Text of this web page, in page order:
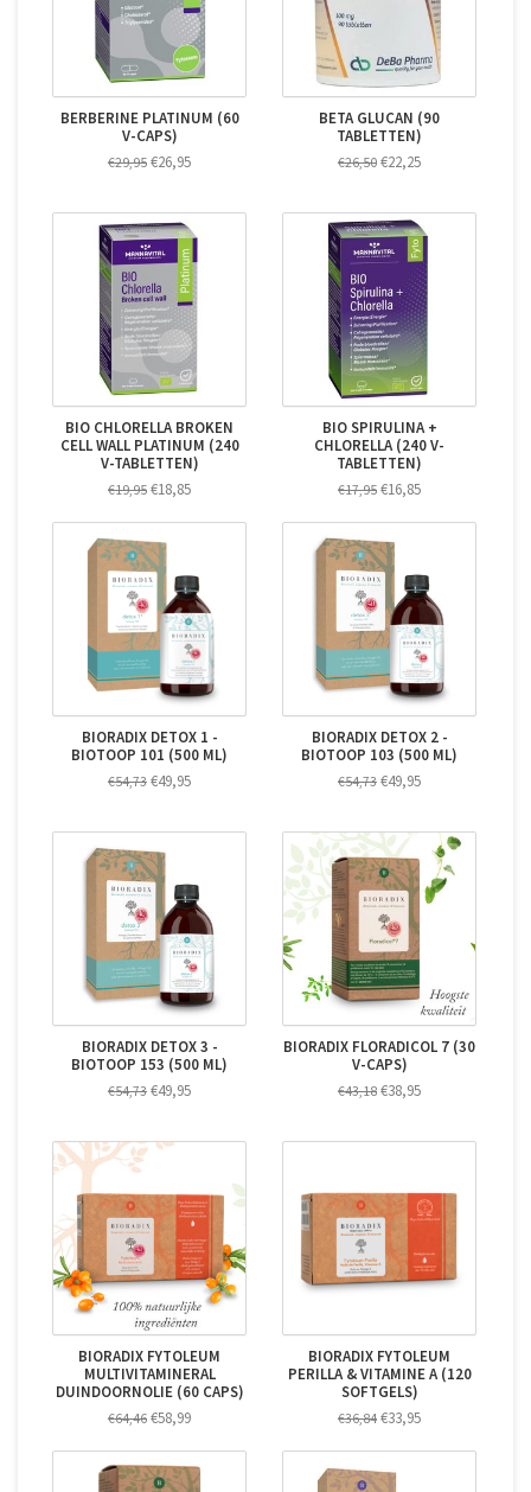
BERBERINE PLATINUM (60
V-CAPS)
€29,95 €26,95
BETA GLUCAN (90
TABLETTEN)
€26,50 €22,25
BIO CHLORELLA BROKEN
CELL WALL PLATINUM (240
V-TABLETTEN)
€19,95 €18,85
BIO SPIRULINA +
CHLORELLA (240 V-
TABLETTEN)
€17,95 €16,85
BIORADIX DETOX 1 -
BIOTOOP 101 (500 ML)
€54,73 €49,95
BIORADIX DETOX 2 -
BIOTOOP 103 (500 ML)
€54,73 €49,95
BIORADIX DETOX 3 -
BIOTOOP 153 (500 ML)
€54,73 €49,95
BIORADIX FLORADICOL 7 (30
V-CAPS)
€43,18 €38,95
BIORADIX FYTOLEUM
MULTIVITAMINERAL
DUINDOORNOLIE (60 CAPS)
€64,46 €58,99
BIORADIX FYTOLEUM
PERILLA & VITAMINE A (120
SOFTGELS)
€36,84 €33,95